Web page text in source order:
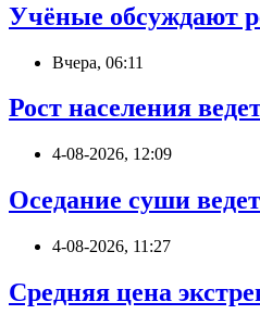
Учёные обсуждают
Вчера, 06:11
Рост населения
4-08-2026, 12:09
Оседание суши
4-08-2026, 11:27
Средняя цена